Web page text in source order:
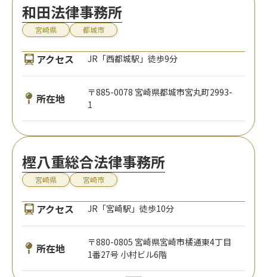
和田法律事務所
宮崎県 都城市
アクセス JR「西都城駅」徒歩9分
所在地
〒885-0078 宮崎県都城市宮丸町2993-
1
樫八重総合法律事務所
宮崎県 宮崎市
アクセス JR「宮崎駅」徒歩10分
所在地
〒880-0805 宮崎県宮崎市橘通東4丁目
1番27号 小村ビル6階